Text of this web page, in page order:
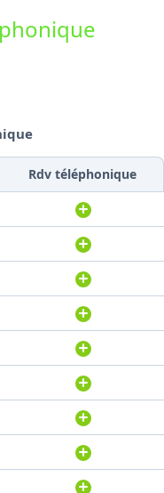
Rdv téléphonique